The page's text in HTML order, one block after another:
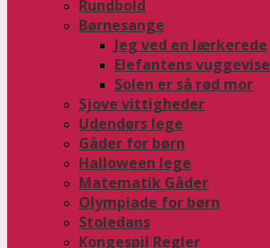
Rundbold
Børnesange
Jeg ved en lærkerede
Elefantens vuggevise
Solen er så rød mor
Sjove vittigheder
Udendørs lege
Gåder for børn
Halloween lege
Matematik Gåder
Olympiade for børn
Stoledans
Kongespil Regler